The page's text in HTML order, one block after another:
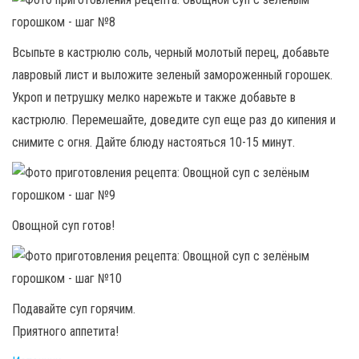
Всыпьте в кастрюлю соль, черный молотый перец, добавьте
лавровый лист и выложите зеленый замороженный горошек.
Укроп и петрушку мелко нарежьте и также добавьте в
кастрюлю. Перемешайте, доведите суп еще раз до кипения и
снимите с огня. Дайте блюду настояться 10-15 минут.
Овощной суп готов!
Подавайте суп горячим.
Приятного аппетита!